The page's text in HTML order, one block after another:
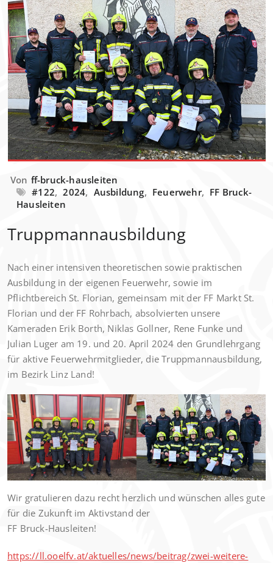
Von ff-bruck-hausleiten
#122, 2024, Ausbildung, Feuerwehr, FF Bruck-
Hausleiten
Truppmannausbildung
Nach einer intensiven theoretischen sowie praktischen
Ausbildung in der eigenen Feuerwehr, sowie im
Pflichtbereich St. Florian, gemeinsam mit der FF Markt St.
Florian und der FF Rohrbach, absolvierten unsere
Kameraden Erik Borth, Niklas Gollner, Rene Funke und
Julian Luger am 19. und 20. April 2024 den Grundlehrgang
für aktive Feuerwehrmitglieder, die Truppmannausbildung,
im Bezirk Linz Land!
Wir gratulieren dazu recht herzlich und wünschen alles gute
für die Zukunft im Aktivstand der
FF Bruck-Hausleiten!
https://ll.ooelfv.at/aktuelles/news/beitrag/zwei-weitere-